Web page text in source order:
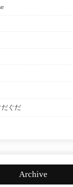
だぐだ
Archive